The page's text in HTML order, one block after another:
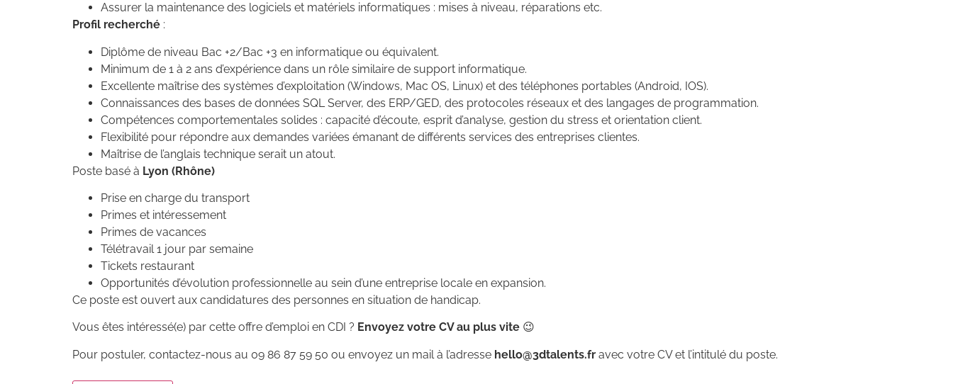
Assurer la maintenance des logiciels et matériels informatiques : mises à niveau, réparations etc.
Profil recherché :
Diplôme de niveau Bac +2/Bac +3 en informatique ou équivalent.
Minimum de 1 à 2 ans d’expérience dans un rôle similaire de support informatique.
Excellente maîtrise des systèmes d’exploitation (Windows, Mac OS, Linux) et des téléphones portables (Android, IOS).
Connaissances des bases de données SQL Server, des ERP/GED, des protocoles réseaux et des langages de programmation.
Compétences comportementales solides : capacité d’écoute, esprit d’analyse, gestion du stress et orientation client.
Flexibilité pour répondre aux demandes variées émanant de différents services des entreprises clientes.
Maîtrise de l’anglais technique serait un atout.
Poste basé à Lyon (Rhône)
Prise en charge du transport
Primes et intéressement
Primes de vacances
Télétravail 1 jour par semaine
Tickets restaurant
Opportunités d’évolution professionnelle au sein d’une entreprise locale en expansion.
Ce poste est ouvert aux candidatures des personnes en situation de handicap.
Vous êtes intéressé(e) par cette offre d’emploi en CDI ? Envoyez votre CV au plus vite 😉
Pour postuler, contactez-nous au 09 86 87 59 50 ou envoyez un mail à l’adresse hello@3dtalents.fr avec votre CV et l’intitulé du poste.